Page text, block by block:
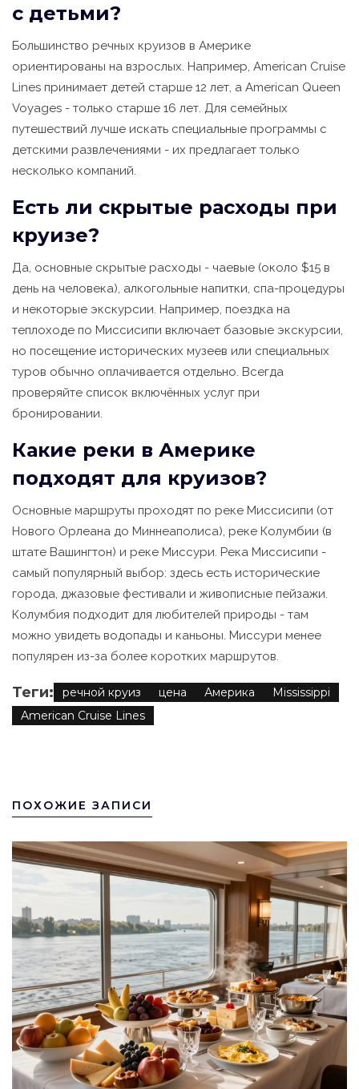
с детьми?
Большинство речных круизов в Америке
ориентированы на взрослых. Например, American Cruise
Lines принимает детей старше 12 лет, а American Queen
Voyages - только старше 16 лет. Для семейных
путешествий лучше искать специальные программы с
детскими развлечениями - их предлагает только
несколько компаний.
Есть ли скрытые расходы при
круизе?
Да, основные скрытые расходы - чаевые (около $15 в
день на человека), алкогольные напитки, спа-процедуры
и некоторые экскурсии. Например, поездка на
теплоходе по Миссисипи включает базовые экскурсии,
но посещение исторических музеев или специальных
туров обычно оплачивается отдельно. Всегда
проверяйте список включённых услуг при
бронировании.
Какие реки в Америке
подходят для круизов?
Основные маршруты проходят по реке Миссисипи (от
Нового Орлеана до Миннеаполиса), реке Колумбии (в
штате Вашингтон) и реке Миссури. Река Миссисипи -
самый популярный выбор: здесь есть исторические
города, джазовые фестивали и живописные пейзажи.
Колумбия подходит для любителей природы - там
можно увидеть водопады и каньоны. Миссури менее
популярен из-за более коротких маршрутов.
Теги: речной круиз цена Америка
Mississippi
American Cruise Lines
ПОХОЖИЕ ЗАПИСИ